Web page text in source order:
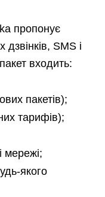
пропонує
SMS і
входить:
пакетів);
тарифів);
мережі;
якого